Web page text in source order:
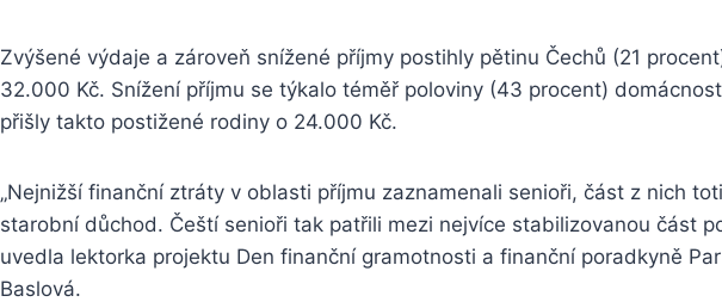
Zvýšené výdaje a zároveň snížené příjmy postihly pětinu Čechů (21
32.000 Kč. Snížení příjmu se týkalo téměř poloviny (43 procent)
přišly takto postižené rodiny o 24.000 Kč.
„Nejnižší finanční ztráty v oblasti příjmu zaznamenali senioři, část z nich
starobní důchod. Čeští senioři tak patřili mezi nejvíce stabilizovanou část
uvedla lektorka projektu Den finanční gramotnosti a finanční poradkyně
Baslová.